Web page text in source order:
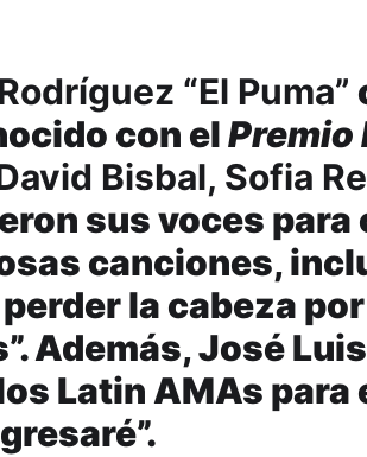
“El Puma”
con elPremio
Bisbal, Sofia
sus voces para
canciones,
perder la cabeza
Además, José
Latin AMAs para